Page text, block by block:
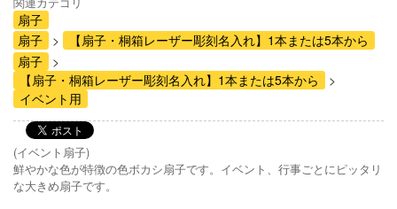
扇子
扇子
【扇子・桐箱レーザー彫刻名入れ】1本または5本から
扇子
【扇子・桐箱レーザー彫刻名入れ】1本または5本から
イベント用
(イベント扇子)
鮮やかな色が特徴の色ボカシ扇子です。イベント、行事ごとにピッタリ
な大きめ扇子です。